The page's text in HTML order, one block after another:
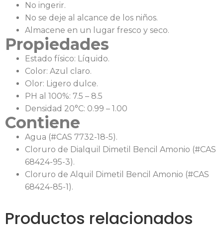
No ingerir.
No se deje al alcance de los niños.
Almacene en un lugar fresco y seco.
Propiedades
Estado físico: Líquido.
Color: Azul claro.
Olor: Ligero dulce.
PH al 100%: 7.5 – 8.5
Densidad 20°C: 0.99 – 1.00
Contiene
Agua (#CAS 7732-18-5).
Cloruro de Dialquil Dimetil Bencil Amonio (#CAS
68424-95-3).
Cloruro de Alquil Dimetil Bencil Amonio (#CAS
68424-85-1).
Productos relacionados